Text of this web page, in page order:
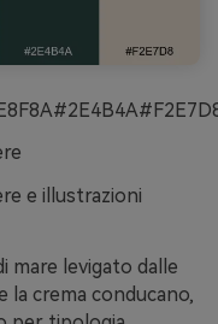
e illustrazioni
mare levigato dalle
la crema conducano,